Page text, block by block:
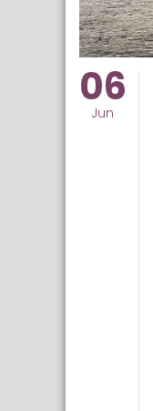
06
Jun